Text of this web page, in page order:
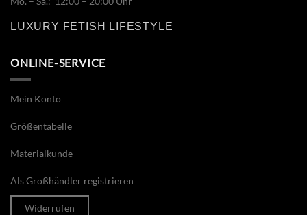
LUXURY FETISH LIFESTYLE
ONLINE-SERVICE
Mein Konto
Größentabelle
Materialkunde
Als Großhändler registrieren
Widerrufen